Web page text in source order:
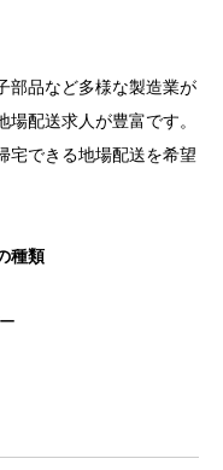
部品など多様な製造業が
配送求人が豊富です。
宅できる地場配送を希望
種類